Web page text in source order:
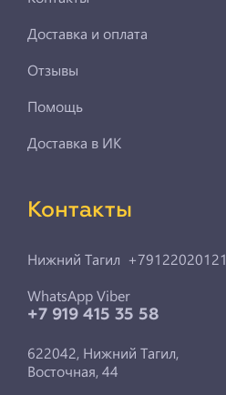
Доставка и оплата
Отзывы
Помощь
Доставка в ИК
Контакты
Нижний Тагил +79122020121
WhatsApp Viber
+7 919 415 35 58
622042, Нижний Тагил,
Восточная, 44